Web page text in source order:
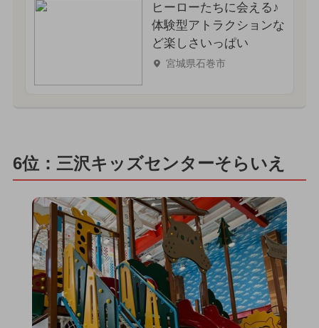
ヒーローたちに会える♪
体験型アトラクションな
ど楽しさいっぱい
宮城県石巻市
6位：三沢キッズセンターそらいえ